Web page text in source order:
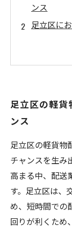
ンス
足立区に
変化する
足立区で
足立区の軽貨
ンス
足立区の軽貨物
チャンスを生み
高まる中、配送
す。足立区は、
め、短時間での
回りが利くため